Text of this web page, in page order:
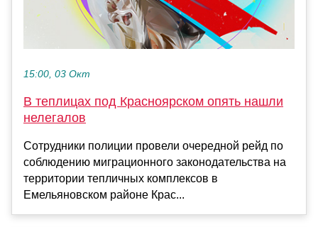
15:00, 03 Окт
В теплицах под Красноярском опять нашли
нелегалов
Сотрудники полиции провели очередной рейд по
соблюдению миграционного законодательства на
территории тепличных комплексов в
Емельяновском районе Крас...